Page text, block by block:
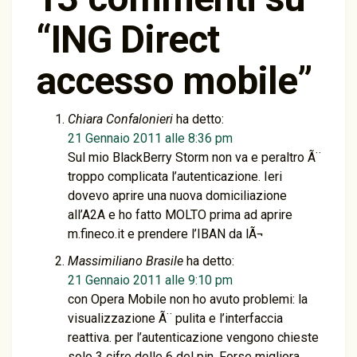
“ING Direct
accesso mobile”
Chiara Confalonieri ha detto:
21 Gennaio 2011 alle 8:36 pm
Sul mio BlackBerry Storm non va e peraltro Ã¨
troppo complicata l’autenticazione. Ieri
dovevo aprire una nuova domiciliazione
all’A2A e ho fatto MOLTO prima ad aprire
m.fineco.it e prendere l’IBAN da lÃ¬
Massimiliano Brasile ha detto:
21 Gennaio 2011 alle 9:10 pm
con Opera Mobile non ho avuto problemi: la
visualizzazione Ã¨ pulita e l’interfaccia
reattiva. per l’autenticazione vengono chieste